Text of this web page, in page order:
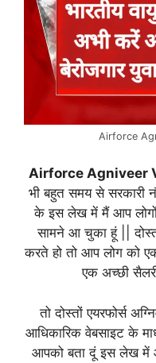
Airforce
Airforce Agniveer
भी बहुत समय से सरकारी
के इस लेख में मैं आप लोगों
सामने आ चुका हूं ||
करते हो तो आप लोग को
एक अच्छी
तो दोस्तों एयरफोर्स
आधिकारिक वेबसाइट के
आपको बता दूं इस लेख में